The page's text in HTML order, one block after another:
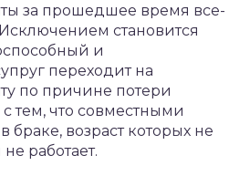
за прошедшее время все-
становится
и
переходит на
по причине потери
тем, что совместными
возраст которых не
работает.